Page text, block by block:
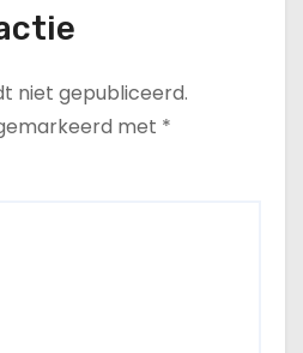
niet gepubliceerd.
met *